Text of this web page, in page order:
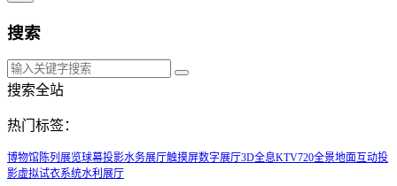
搜索
搜索全站
热门标签：
博物馆陈列展览球幕投影水务展厅触摸屏数字展厅3D全息KTV720全景地面互动投
影虚拟试衣系统水利展厅